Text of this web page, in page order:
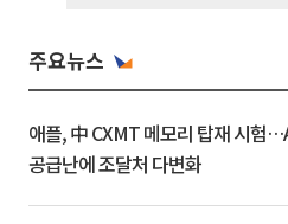
주요뉴스
애플, 中 CXMT 메모리 탑재 시험
공급난에 조달처 다변화